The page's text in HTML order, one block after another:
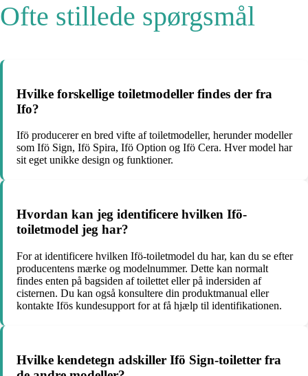
Ofte stillede spørgsmål
Hvilke forskellige toiletmodeller findes der fra
Ifo?
Ifö producerer en bred vifte af toiletmodeller, herunder modeller
som Ifö Sign, Ifö Spira, Ifö Option og Ifö Cera. Hver model har
sit eget unikke design og funktioner.
Hvordan kan jeg identificere hvilken Ifö-
toiletmodel jeg har?
For at identificere hvilken Ifö-toiletmodel du har, kan du se efter
producentens mærke og modelnummer. Dette kan normalt
findes enten på bagsiden af toilettet eller på indersiden af
cisternen. Du kan også konsultere din produktmanual eller
kontakte Ifös kundesupport for at få hjælp til identifikationen.
Hvilke kendetegn adskiller Ifö Sign-toiletter fra